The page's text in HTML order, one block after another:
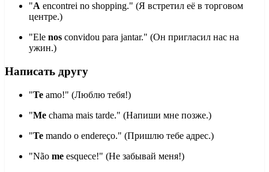
"A encontrei no shopping." (Я встретил её в торговом
центре.)
"Ele nos convidou para jantar." (Он пригласил нас на
ужин.)
Написать другу
"Te amo!" (Люблю тебя!)
"Me chama mais tarde." (Напиши мне позже.)
"Te mando o endereço." (Пришлю тебе адрес.)
"Não me esquece!" (Не забывай меня!)